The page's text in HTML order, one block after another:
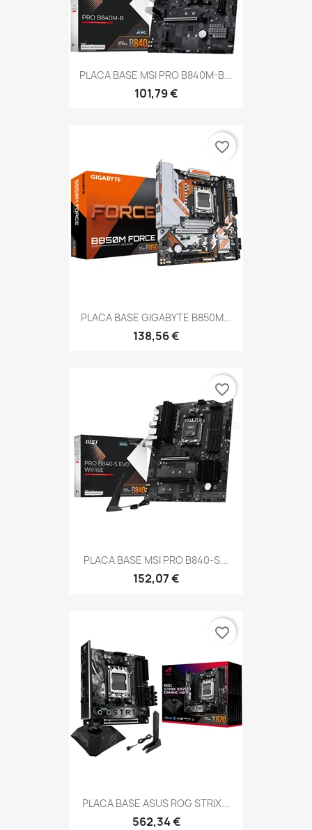
PLACA BASE MSI PRO B840M-B...
101,79 €
PLACA BASE GIGABYTE B850M...
138,56 €
favorite_border
PLACA BASE MSI PRO B840-S...
152,07 €
favorite_border
PLACA BASE ASUS ROG STRIX...
562,34 €
favorite_border